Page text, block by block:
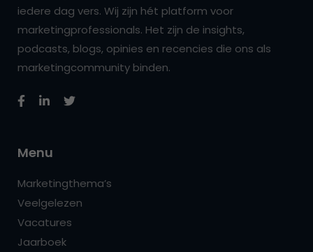
iedere dag vers. Wij zijn hét platform voor
marketingprofessionals. Het zijn de insights,
podcasts, blogs, opinies en recencies die ons als
marketingcommunity binden.
Menu
Marketingthema’s
Veelgelezen
Vacatures
Jaarboek